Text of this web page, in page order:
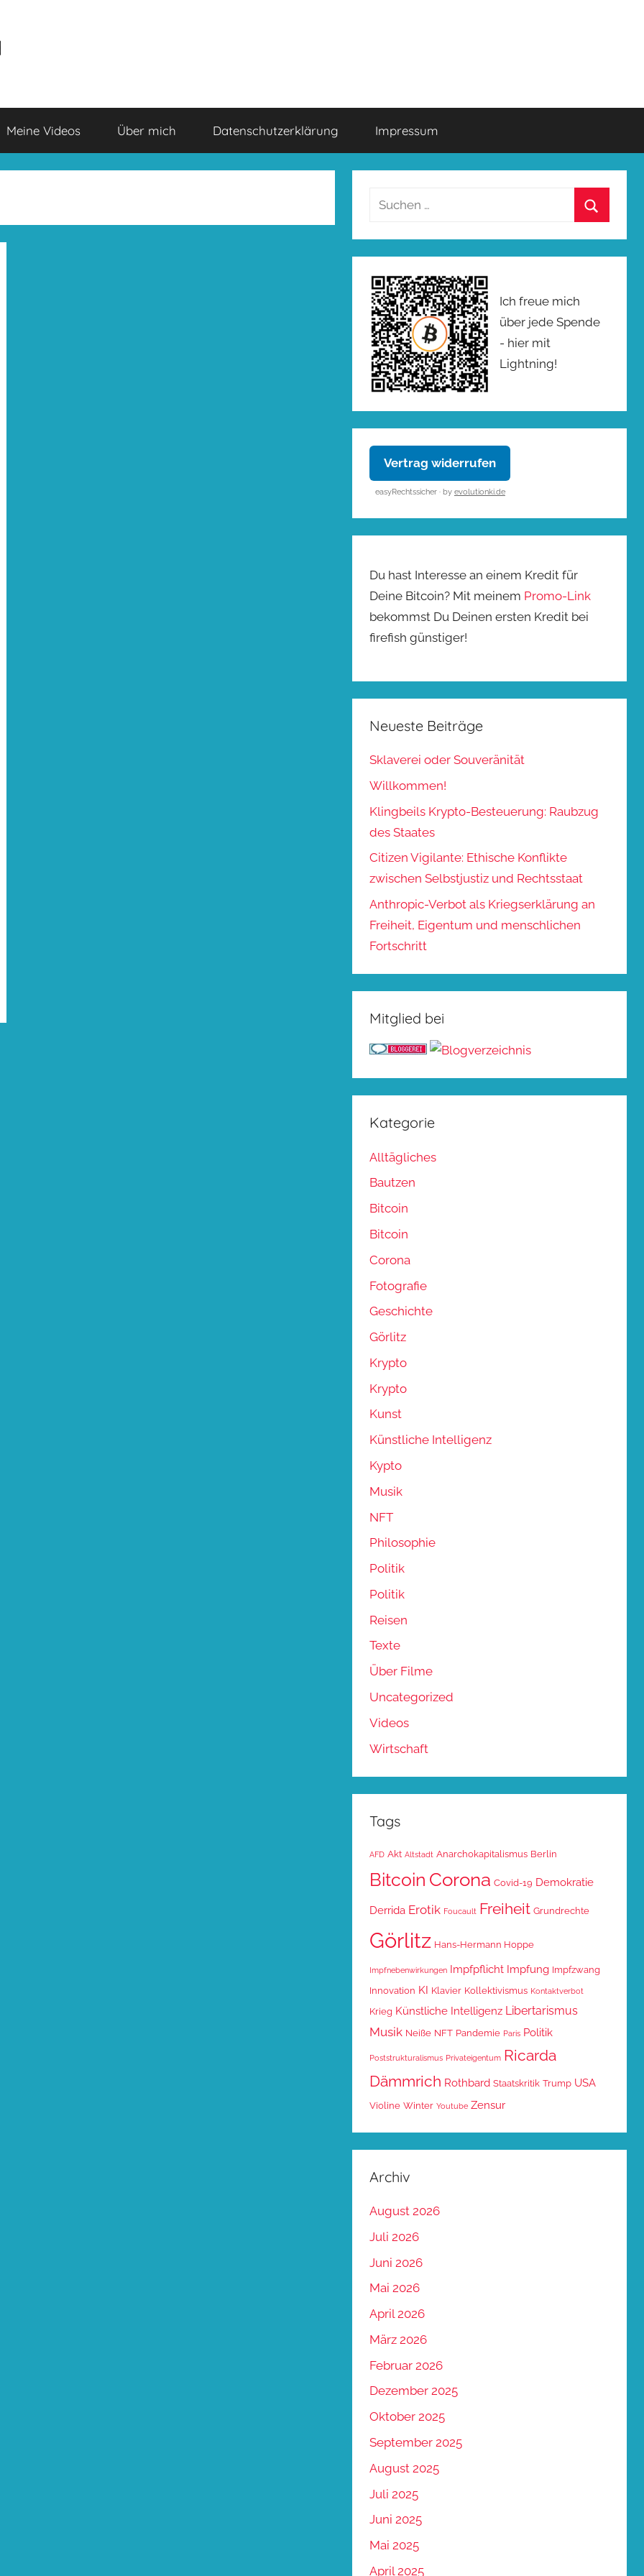
Meine Videos Über mich Datenschutzerklärung Impressum
Suchen
Ich freue mich
über jede Spende
- hier mit
Lightning!
Vertrag widerrufen
easyRechtssicher · by evolutionki.de
Du hast Interesse an einem Kredit für
Deine Bitcoin? Mit meinem Promo-Link
bekommst Du Deinen ersten Kredit bei
firefish günstiger!
Neueste Beiträge
Sklaverei oder Souveränität
Willkommen!
Klingbeils Krypto-Besteuerung: Raubzug
des Staates
Citizen Vigilante: Ethische Konflikte
zwischen Selbstjustiz und Rechtsstaat
Anthropic-Verbot als Kriegserklärung an
Freiheit, Eigentum und menschlichen
Fortschritt
Mitglied bei
Kategorie
Alltägliches
Bautzen
Bitcoin
Bitcoin
Corona
Fotografie
Geschichte
Görlitz
Krypto
Krypto
Kunst
Künstliche Intelligenz
Kypto
Musik
NFT
Philosophie
Politik
Politik
Reisen
Texte
Über Filme
Uncategorized
Videos
Wirtschaft
Tags
AFD Akt Altstadt Anarchokapitalismus Berlin
Bitcoin Corona Covid-19 Demokratie
Derrida Erotik Foucault Freiheit Grundrechte
Görlitz Hans-Hermann Hoppe
Impfnebenwirkungen Impfpflicht Impfung Impfzwang
Innovation KI Klavier Kollektivismus Kontaktverbot
Krieg Künstliche Intelligenz Libertarismus
Musik Neiße NFT Pandemie Paris Politik
Poststrukturalismus Privateigentum Ricarda
Dämmrich Rothbard Staatskritik Trump USA
Violine Winter Youtube Zensur
Archiv
August 2026
Juli 2026
Juni 2026
Mai 2026
April 2026
März 2026
Februar 2026
Dezember 2025
Oktober 2025
September 2025
August 2025
Juli 2025
Juni 2025
Mai 2025
April 2025